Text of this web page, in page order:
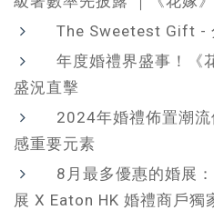
The Sweetest Gift -
年度婚禮界盛事！《
盛況直擊
2024年婚禮佈置潮
感重要元素
8月最多優惠的婚展
展 X Eaton HK 婚禮商戶獨